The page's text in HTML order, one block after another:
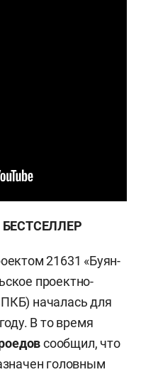
21631 «Буян-
проектно-
началась для
В то время
сообщил, что
головным